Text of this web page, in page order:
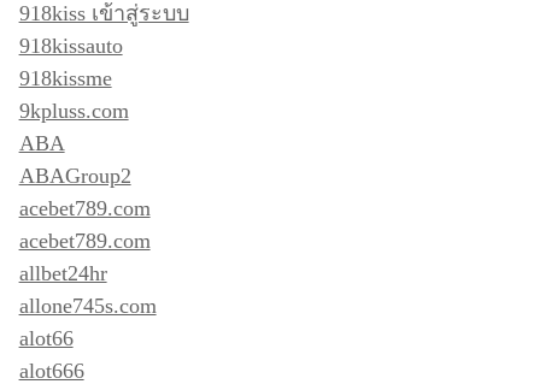
918kiss เข้าสู่ระบบ
918kissauto
918kissme
9kpluss.com
ABA
ABAGroup2
acebet789.com
acebet789.com
allbet24hr
allone745s.com
alot66
alot666